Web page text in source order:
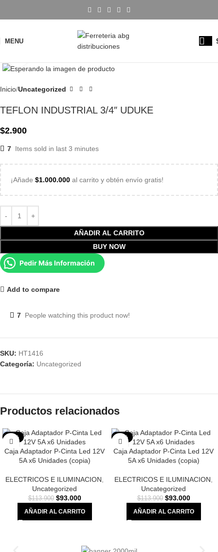
MENU
Inicio Uncategorized
TEFLON INDUSTRIAL 3/4″ UDUKE
$2.900
7 Items sold in last 3 minutes
¡Añade $1.000.000 al carrito y obtén envío gratis!
AÑADIR AL CARRITO
BUY NOW
Pedir Más Información
Add to compare
7 People watching this product now!
SKU: HT1416
Categoría: Uncategorized
Productos relacionados
-18%
Caja Adaptador P-Cinta Led 12V
5A x6 Unidades (copia)
ELECTRICOS E ILUMINACION,
Uncategorized
$113.900 $93.000
AÑADIR AL CARRITO
-18%
Caja Adaptador P-Cinta Led 12V
5A x6 Unidades (copia)
ELECTRICOS E ILUMINACION,
Uncategorized
$113.900 $93.000
AÑADIR AL CARRITO